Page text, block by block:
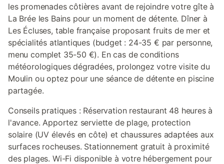
les promenades côtières avant de rejoindre votre gîte à
La Brée les Bains pour un moment de détente. Dîner à
Les Écluses, table française proposant fruits de mer et
spécialités atlantiques (budget : 24-35 € par personne,
menu complet 35-50 €). En cas de conditions
météorologiques dégradées, prolongez votre visite du
Moulin ou optez pour une séance de détente en piscine
partagée.
Conseils pratiques : Réservation restaurant 48 heures à
l'avance. Apportez serviette de plage, protection
solaire (UV élevés en côte) et chaussures adaptées aux
surfaces rocheuses. Stationnement gratuit à proximité
des plages. Wi-Fi disponible à votre hébergement pour